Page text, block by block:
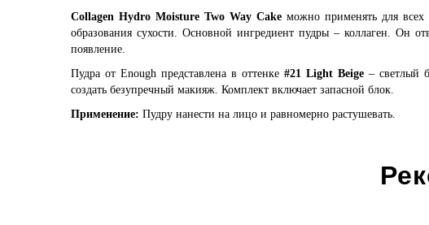
Collagen Hydro Moisture Two Way Cake можно применять для всех
образования сухости. Основной ингредиент пудры – коллаген. Он
появление.
Пудра от Enough представлена в оттенке#21 Light Beige – светлый
создать безупречный макияж. Комплект включает запасной блок.
Применение: Пудру нанести на лицо и равномерно растушевать.